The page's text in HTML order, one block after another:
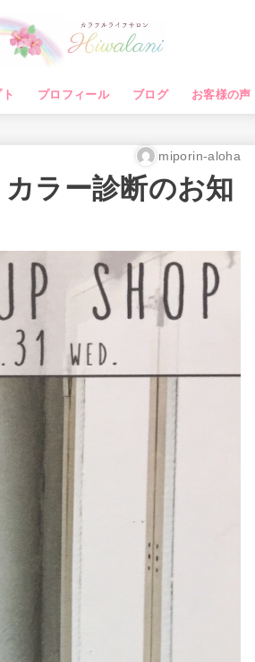
プロフィール ブログ お客様の声
miporin-aloha
ラー診断のお知